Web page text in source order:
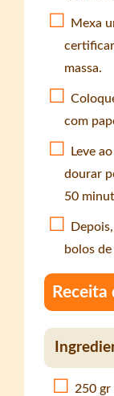
Mexa
massa.
com
Leve
dourar
50
bolos
250